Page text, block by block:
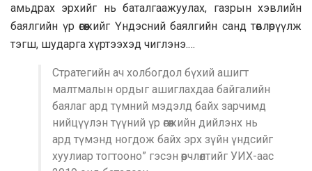
амьдрах эрхийг нь баталгаажуулах, газрын хэвлийн
баялгийн үр өгөөжийг Үндэсний баялгийн санд төвлөрүүлж
тэгш, шударга хүртээхэд чиглэнэ.…
Стратегийн ач холбогдол бүхий ашигт
малтмалын ордыг ашиглахдаа байгалийн
баялаг ард түмний мэдэлд байх зарчимд
нийцүүлэн түүний үр өгөөжийн дийлэнх нь
ард түмэнд ногдож байх эрх зүйн үндсийг
хуулиар тогтооно” гэсэн өөрчлөлтийг УИХ-аас